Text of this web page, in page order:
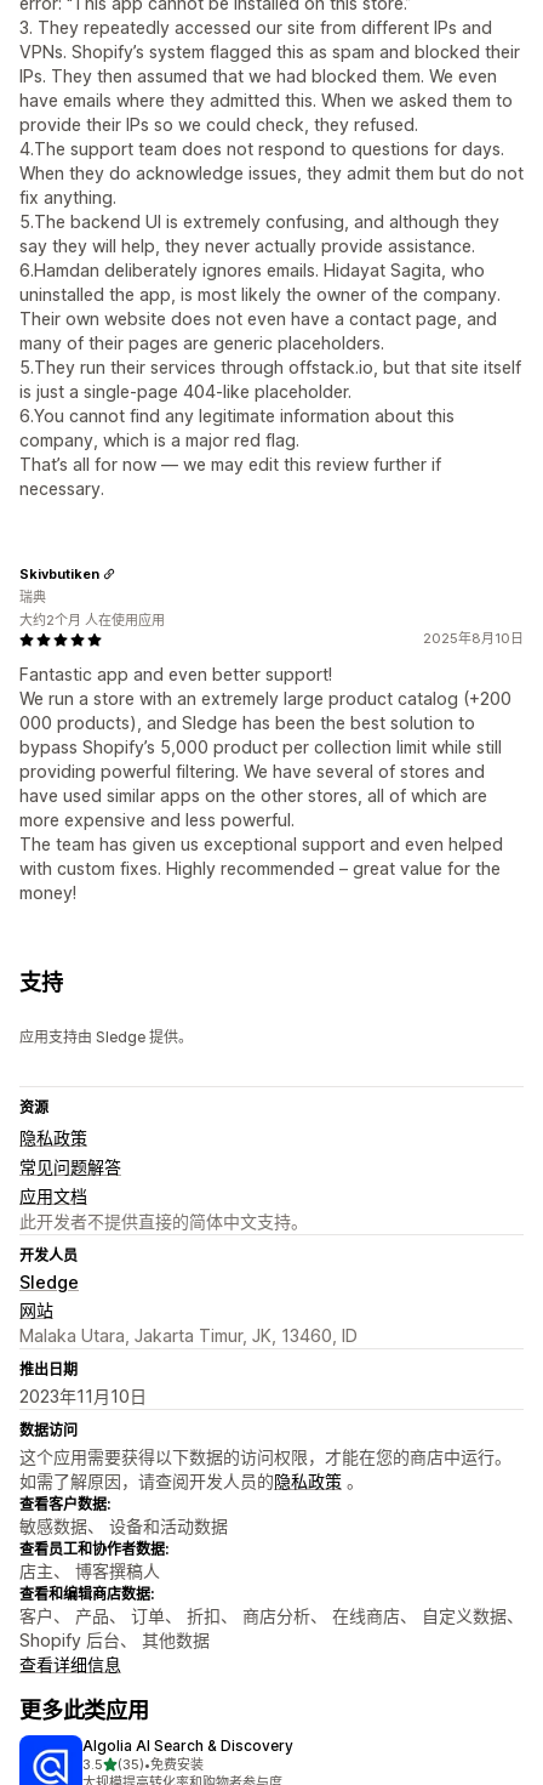
3. They repeatedly accessed our site from different IPs and
VPNs. Shopify’s system flagged this as spam and blocked their
IPs. They then assumed that we had blocked them. We even
have emails where they admitted this. When we asked them to
provide their IPs so we could check, they refused.
4.The support team does not respond to questions for days.
When they do acknowledge issues, they admit them but do not
fix anything.
5.The backend UI is extremely confusing, and although they
say they will help, they never actually provide assistance.
6.Hamdan deliberately ignores emails. Hidayat Sagita, who
uninstalled the app, is most likely the owner of the company.
Their own website does not even have a contact page, and
many of their pages are generic placeholders.
5.They run their services through offstack.io, but that site itself
is just a single-page 404-like placeholder.
6.You cannot find any legitimate information about this
company, which is a major red flag.
That’s all for now — we may edit this review further if
necessary.
2025年8月10日
Fantastic app and even better support!
We run a store with an extremely large product catalog (+200
000 products), and Sledge has been the best solution to
bypass Shopify’s 5,000 product per collection limit while still
providing powerful filtering. We have several of stores and
have used similar apps on the other stores, all of which are
more expensive and less powerful.
The team has given us exceptional support and even helped
with custom fixes. Highly recommended – great value for the
money!
Skivbutiken
瑞典
大约2个月 人在使用应用
支持
应用支持由 Sledge 提供。
资源
隐私政策
常见问题解答
应用文档
此开发者不提供直接的简体中文支持。
开发人员
Sledge
网站
Malaka Utara, Jakarta Timur, JK, 13460, ID
推出日期
2023年11月10日
数据访问
这个应用需要获得以下数据的访问权限，才能在您的商店中运行。
如需了解原因，请查阅开发人员的隐私政策 。
查看客户数据:
敏感数据、 设备和活动数据
查看员工和协作者数据:
店主、 博客撰稿人
查看和编辑商店数据:
客户、 产品、 订单、 折扣、 商店分析、 在线商店、 自定义数据、
Shopify 后台、 其他数据
查看详细信息
更多此类应用
Algolia AI Search & Discovery
3.5星（满分 5 星）
(35)
总共 35 条评论
•免费安装